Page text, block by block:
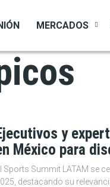
MERCADOS
y
México para
Sports Summit LATAM se
destacando su